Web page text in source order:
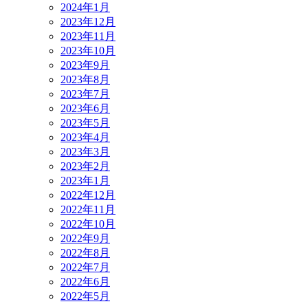
2024年1月
2023年12月
2023年11月
2023年10月
2023年9月
2023年8月
2023年7月
2023年6月
2023年5月
2023年4月
2023年3月
2023年2月
2023年1月
2022年12月
2022年11月
2022年10月
2022年9月
2022年8月
2022年7月
2022年6月
2022年5月